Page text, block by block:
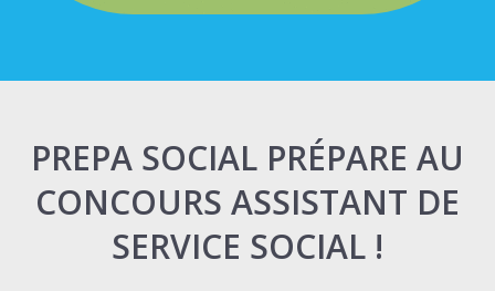
PREPA SOCIAL PRÉPARE AU
CONCOURS ASSISTANT DE
SERVICE SOCIAL !